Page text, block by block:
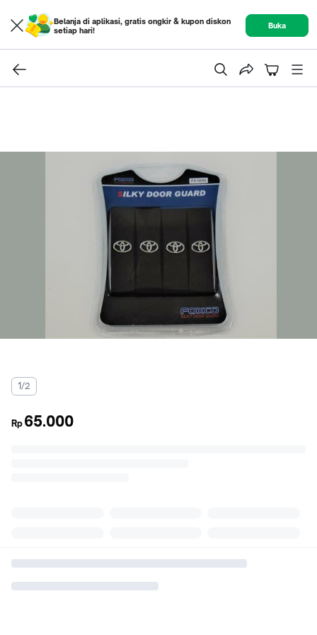
Belanja di aplikasi, gratis ongkir & kupon diskon
setiap hari!
Buka
1/2
Rp 65.000